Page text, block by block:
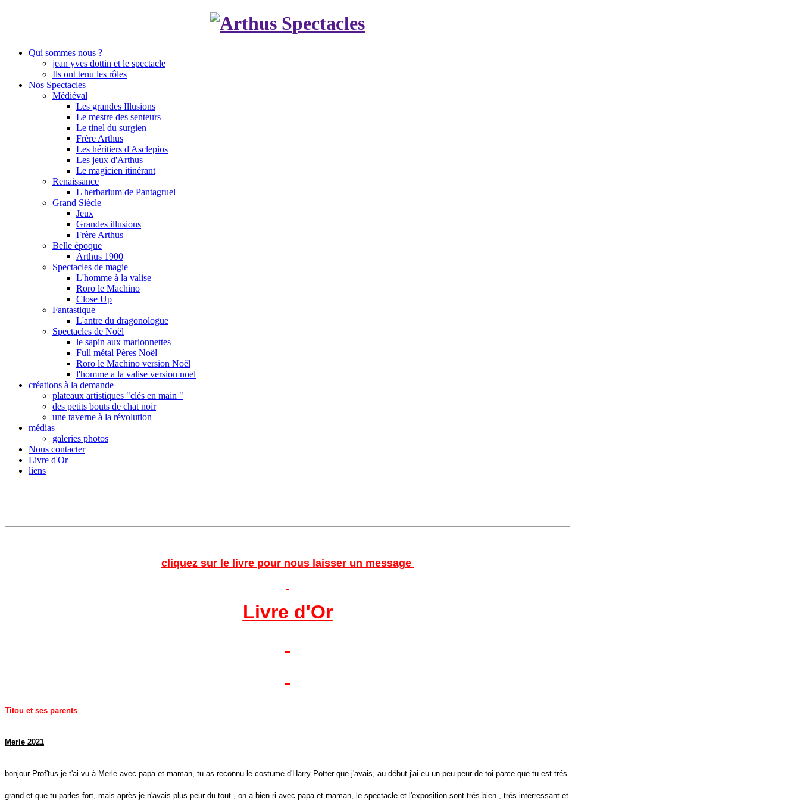
Qui sommes nous ?
jean yves dottin et le spectacle
Ils ont tenu les rôles
Nos Spectacles
Médiéval
Les grandes Illusions
Le mestre des senteurs
Le tinel du surgien
Frère Arthus
Les héritiers d'Asclepios
Les jeux d'Arthus
Le magicien itinérant
Renaissance
L'herbarium de Pantagruel
Grand Siècle
Jeux
Grandes illusions
Frère Arthus
Belle époque
Arthus 1900
Spectacles de magie
L'homme à la valise
Roro le Machino
Close Up
Fantastique
L'antre du dragonologue
Spectacles de Noël
le sapin aux marionnettes
Full métal Pères Noël
Roro le Machino version Noël
l'homme a la valise version noel
créations à la demande
plateaux artistiques "clés en main "
des petits bouts de chat noir
une taverne à la révolution
médias
galeries photos
Nous contacter
Livre d'Or
liens
cliquez sur le livre pour nous laisser un message
Livre d'Or
Titou et ses parents
Merle 2021
bonjour Prof'tus je t'ai vu à Merle avec papa et maman, tu as reconnu le costume d'Harry Potter que j'avais, au début j'ai eu un peu peur de toi parce que tu est trés
grand et que tu parles fort, mais après je n'avais plus peur du tout , on a bien ri avec papa et maman, le spectacle et l'exposition sont trés bien , trés interressant et